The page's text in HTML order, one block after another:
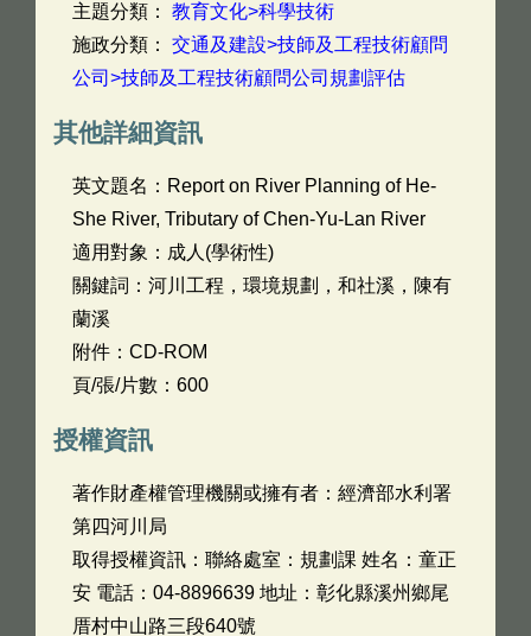
主題分類： 教育文化>科學技術
施政分類： 交通及建設>技師及工程技術顧問
公司>技師及工程技術顧問公司規劃評估
其他詳細資訊
英文題名： Report on River Planning of He-
She River, Tributary of Chen-Yu-Lan River
適用對象：成人(學術性)
關鍵詞：河川工程，環境規劃，和社溪，陳有
蘭溪
附件：CD-ROM
頁/張/片數：600
授權資訊
著作財產權管理機關或擁有者：經濟部水利署
第四河川局
取得授權資訊：聯絡處室：規劃課 姓名：童正
安 電話：04-8896639 地址：彰化縣溪州鄉尾
厝村中山路三段640號